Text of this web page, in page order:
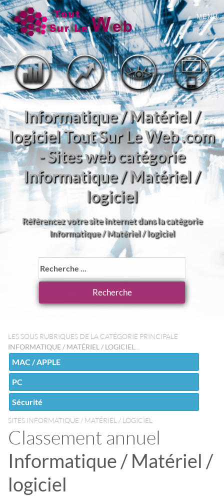
MENU
Informatique / Matériel /
logiciel Tout Sur Le Web .com
- Sites web catégorie
Informatique / Matériel /
logiciel
Référencez votre site internet dans la catégorie
Informatique / Matériel / logiciel
LES SOUS RUBRIQUES DE LA CATÉGORIE PRINCIPALE
INFORMATIQUE / MATÉRIEL / LOGICIEL
MAC / APPLE
PC
Sécurité
SITES INFORMATIQUE / MATÉRIEL / LOGICIEL
Classement annuel
Informatique / Matériel /
logiciel